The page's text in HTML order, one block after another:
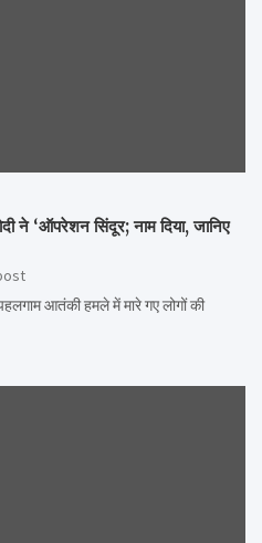
‘ऑपरेशन सिंदूर; नाम दिया, जानिए
आतंकी हमले में मारे गए लोगों की